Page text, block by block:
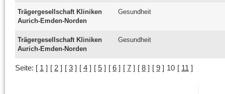
Trägergesellschaft Kliniken
Aurich-Emden-Norden
Gesundheit
Trägergesellschaft Kliniken
Aurich-Emden-Norden
Gesundheit
Seite: [ 1 ] [ 2 ] [ 3 ] [ 4 ] [ 5 ] [ 6 ] [ 7 ] [ 8 ] [ 9 ] 10 [ 11 ]